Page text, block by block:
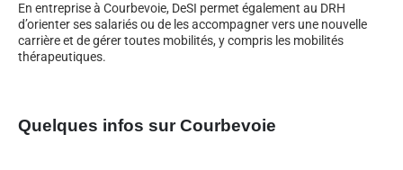
En entreprise à Courbevoie, DeSI permet également au DRH
d’orienter ses salariés ou de les accompagner vers une nouvelle
carrière et de gérer toutes mobilités, y compris les mobilités
thérapeutiques.
Quelques infos sur Courbevoie